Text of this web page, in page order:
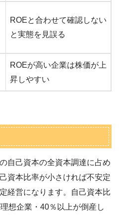
ROEと合わせて確認しない
と実態を見誤る
ROEが高い企業は株価が上
昇しやすい
自己資本の全資本調達に占め
資本比率が小さければ不安定
経営になります。自己資本比
想企業・40％以上が倒産し